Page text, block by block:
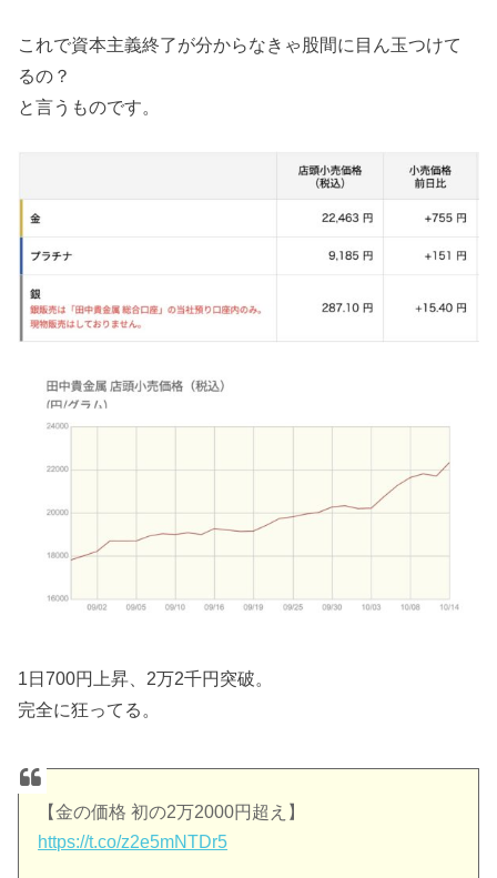
これで資本主義終了が分からなきゃ股間に目ん玉つけて
るの？
と言うものです。
1日700円上昇、2万2千円突破。
完全に狂ってる。
【金の価格 初の2万2000円超え】
https://t.co/z2e5mNTDr5